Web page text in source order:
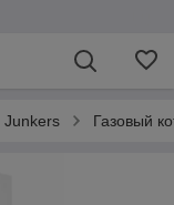
Junkers Газовый